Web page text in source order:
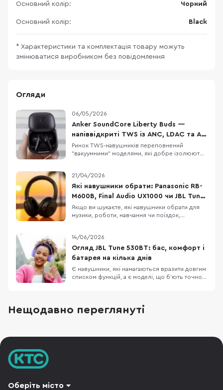
Основний колір: Чорний
Основний колір: Black
* Характеристики та комплектація товару можуть
змінюватися виробником без повідомлення
Огляди
06/05/2026
Anker SoundCore Liberty Buds —
напіввідкриті TWS із ANC, LDAC та AI-
перекладом
Ринок TWS-навушників переповнений
"вакуумними" моделями, які добре ізолюють
пропонують інший підхід: напіввідкритий
дизайн без тиску у вухах, але з технологіями
рівня флагманів. Тут є адаптивне
шумозаглушення, LDAC,
21/04/2026
Які навушники обрати: Panasonic RB-
M600B, Final Audio UX1000 чи JBL Tune
770NC
Якщо ви шукаєте, які навушники обрати для
музики, роботи, навчання чи поїздок,
списку порівняння. Це бездротові навушники
з наголів’ям, орієнтовані на щоденне
використання, музику, дзвінки, транспорт і
роботу в шумному
14/06/2026
Огляд JBL Tune 530BT: бас, комфорт і
батарея на кілька днів
Є навушники, які намагаються вразити довгим
списком функцій, а є моделі, що б’ють точно в
думати щодня. JBL Tune 530BT належать саме
до другої категорії. Це бездротові накладні
Нещодавно переглянуті
Оберіть місто